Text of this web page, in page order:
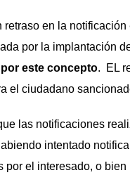
retraso en la
por la implantación
este concepto. EL
el ciudadano
las notificaciones
intentado
por el interesado, o